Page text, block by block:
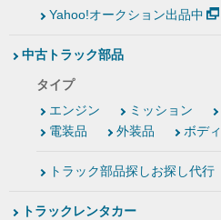
Yahoo!オークション出品中
中古トラック部品
タイプ
エンジン
ミッション
電装品
外装品 ボデ
トラック部品探しお探し代行
トラックレンタカー